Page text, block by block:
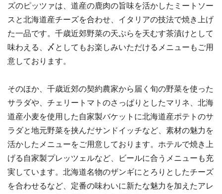
ズのピッツァは、道産の鹿肉の旨味を活かしたミートソー
スと北海道産チーズを合わせ、イタリアの技法で焼き上げ
た一品です。千歳近郊野菜の天ぷらを天むす茶漬けとして
味わえる、〆としてもお楽しみいただけるメニューもご用
意しております。
そのほか、千歳近郊の契約農家から届く旬の野菜を使った
サラダや、チェリートマトのさっぱりとしたマリネ、北海
道産小麦を使用した自家製バケットに北海道産ポテトのサ
ラダと地元野菜を挟んだサンドイッチなど、素材の魅力を
活かしたメニューをご用意しております。ホテルで焼き上
げる自家製プレッツェルなど、ビールに合うメニューも充
実しています。北海道名物のザンギにとろりとしたチーズ
を合わせるなど、定番の味わいに新たな魅力を加えたアレ